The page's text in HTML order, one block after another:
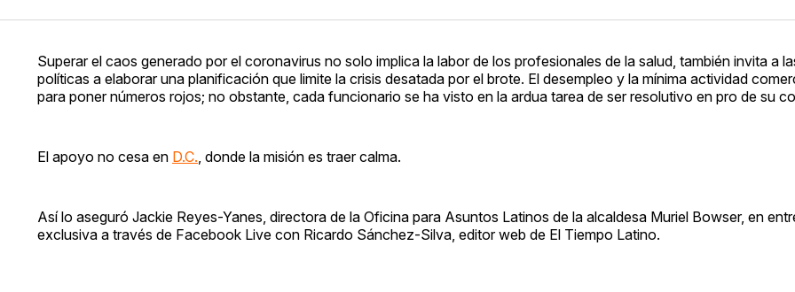
Superar el caos generado por el coronavirus no solo implica la labor de los profesionales de la salud, también invita a
políticas a elaborar una planificación que limite la crisis desatada por el brote. El desempleo y la mínima actividad
para poner números rojos; no obstante, cada funcionario se ha visto en la ardua tarea de ser resolutivo en pro de su
El apoyo no cesa en D.C. , donde la misión es traer calma.
Así lo aseguró Jackie Reyes-Yanes, directora de la Oficina para Asuntos Latinos de la alcaldesa Muriel Bowser, en
exclusiva a través de Facebook Live con Ricardo Sánchez-Silva, editor web de El Tiempo Latino.